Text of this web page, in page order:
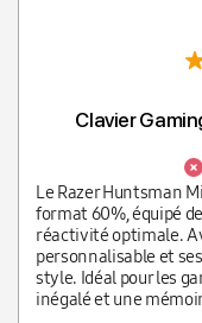
Clavier
Le Razer Huntsman
format 60%, équipé
réactivité optimale.
personnalisable et
style. Idéal pour les
inégalé et une